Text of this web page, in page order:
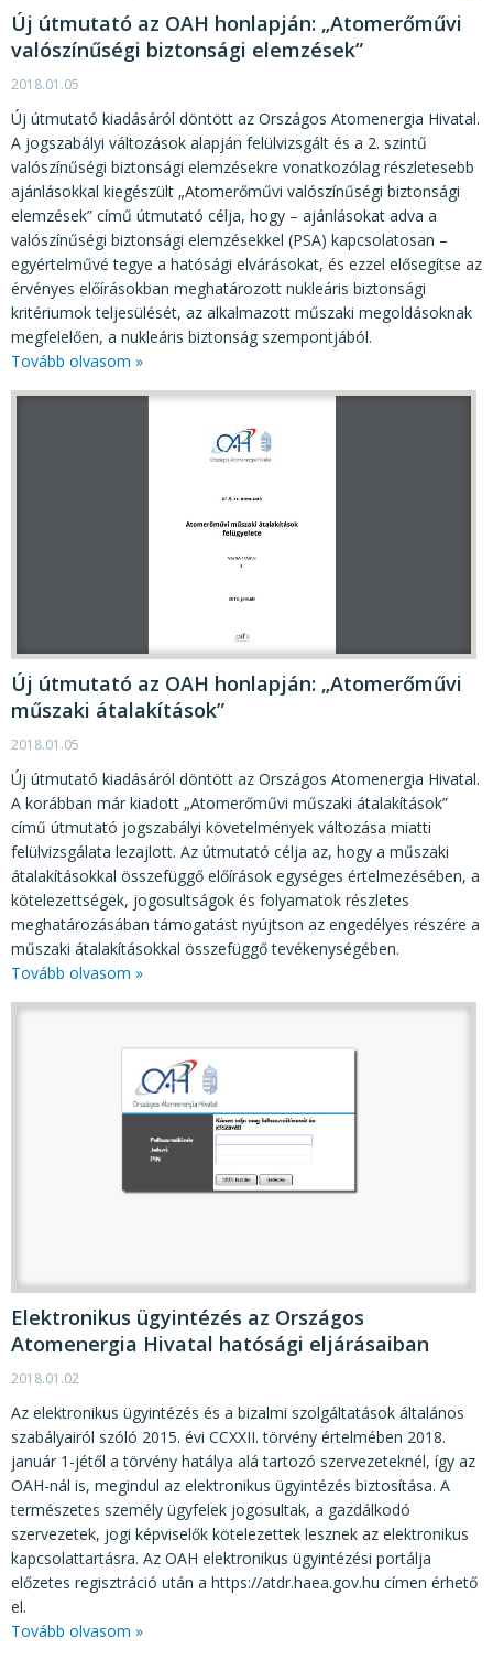
Új útmutató az OAH honlapján: „Atomerőművi
valószínűségi biztonsági elemzések”
2018.01.05
Új útmutató kiadásáról döntött az Országos Atomenergia Hivatal.
A jogszabályi változások alapján felülvizsgált és a 2. szintű
valószínűségi biztonsági elemzésekre vonatkozólag részletesebb
ajánlásokkal kiegészült „Atomerőművi valószínűségi biztonsági
elemzések” című útmutató célja, hogy – ajánlásokat adva a
valószínűségi biztonsági elemzésekkel (PSA) kapcsolatosan –
egyértelművé tegye a hatósági elvárásokat, és ezzel elősegítse az
érvényes előírásokban meghatározott nukleáris biztonsági
kritériumok teljesülését, az alkalmazott műszaki megoldásoknak
megfelelően, a nukleáris biztonság szempontjából.
Tovább olvasom »
Új útmutató az OAH honlapján: „Atomerőművi
műszaki átalakítások”
2018.01.05
Új útmutató kiadásáról döntött az Országos Atomenergia Hivatal.
A korábban már kiadott „Atomerőművi műszaki átalakítások”
című útmutató jogszabályi követelmények változása miatti
felülvizsgálata lezajlott. Az útmutató célja az, hogy a műszaki
átalakításokkal összefüggő előírások egységes értelmezésében, a
kötelezettségek, jogosultságok és folyamatok részletes
meghatározásában támogatást nyújtson az engedélyes részére a
műszaki átalakításokkal összefüggő tevékenységében.
Tovább olvasom »
Elektronikus ügyintézés az Országos
Atomenergia Hivatal hatósági eljárásaiban
2018.01.02
Az elektronikus ügyintézés és a bizalmi szolgáltatások általános
szabályairól szóló 2015. évi CCXXII. törvény értelmében 2018.
január 1-jétől a törvény hatálya alá tartozó szervezeteknél, így az
OAH-nál is, megindul az elektronikus ügyintézés biztosítása. A
természetes személy ügyfelek jogosultak, a gazdálkodó
szervezetek, jogi képviselők kötelezettek lesznek az elektronikus
kapcsolattartásra. Az OAH elektronikus ügyintézési portálja
előzetes regisztráció után a https://atdr.haea.gov.hu címen érhető
el.
Tovább olvasom »